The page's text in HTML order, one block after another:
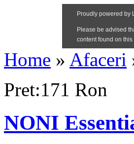
Home » Afaceri
Pret:171 Ron
NONI